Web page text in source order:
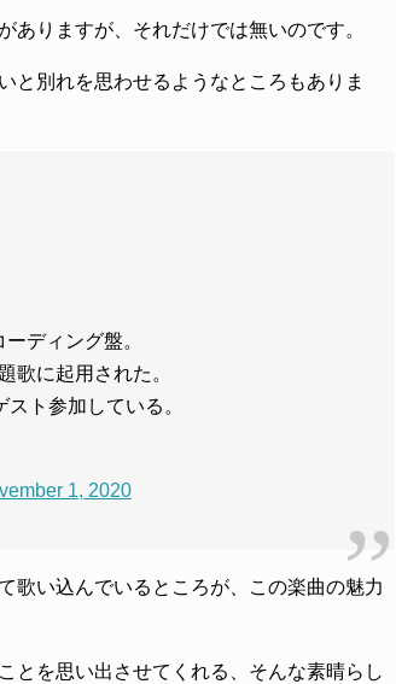
ありますが、それだけでは無いのです。
と別れを思わせるようなところもありま
ディング盤。
歌に起用された。
ト参加している。
1, 2020
歌い込んでいるところが、この楽曲の魅力
とを思い出させてくれる、そんな素晴らし